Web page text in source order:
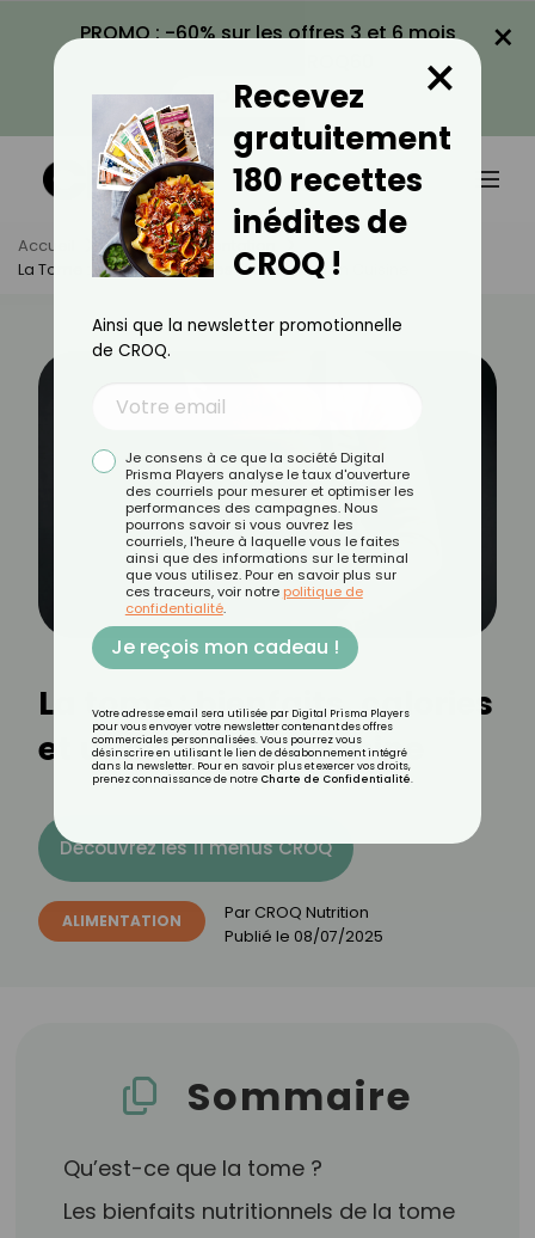
PROMO : -60% sur les offres 3 et 6 mois
VOIR LA PROMO
×
Accueil Actus
Alimentation
La Tome : Bienfaits, Calories Et Utilisation En Cuisine
La tome : bienfaits, calories
et utilisation en cuisine
Découvrez les 11 menus CROQ
ALIMENTATION Par CROQ Nutrition
Publié le 08/07/2025
Sommaire
Qu’est-ce que la tome ?
Les bienfaits nutritionnels de la tome
Recevez
gratuitement
180 recettes
inédites de
CROQ !
×
Ainsi que la newsletter promotionnelle
de CROQ.
Je consens à ce que la société Digital
Prisma Players analyse le taux d'ouverture
des courriels pour mesurer et optimiser les
performances des campagnes. Nous
pourrons savoir si vous ouvrez les
courriels, l'heure à laquelle vous le faites
ainsi que des informations sur le terminal
que vous utilisez. Pour en savoir plus sur
ces traceurs, voir notre politique de
confidentialité.
Je reçois mon cadeau !
Votre adresse email sera utilisée par Digital Prisma Players
pour vous envoyer votre newsletter contenant des offres
commerciales personnalisées. Vous pourrez vous
désinscrire en utilisant le lien de désabonnement intégré
dans la newsletter. Pour en savoir plus et exercer vos droits,
prenez connaissance de notre Charte de Confidentialité.